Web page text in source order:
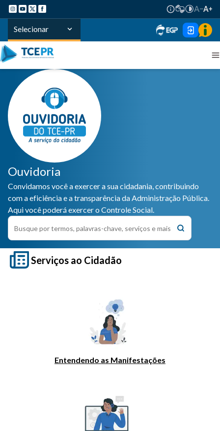
Selecionar
Ouvidoria
Convidamos você a exercer a sua cidadania, contribuindo
com a eficiência e a transparência da Administração Pública.
Aqui você poderá exercer o Controle Social.
Serviços ao Cidadão
Entendendo as Manifestações